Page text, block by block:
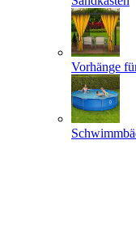
Vorhänge